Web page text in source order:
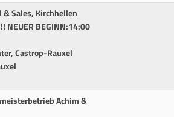
Sales, Kirchhellen
NEUER BEGINN:14:00
Castrop-Rauxel
Achim &